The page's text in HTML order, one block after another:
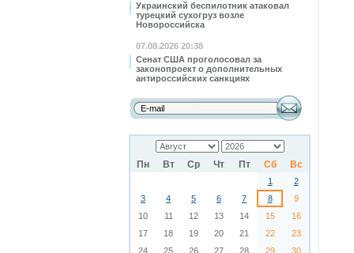
Украинский беспилотник атаковал
турецкий сухогруз возле
Новороссийска
07.08.2026 20:38
Сенат США проголосовал за
законопроект о дополнительных
антироссийских санкциях
Пн Вт Ср Чт Пт Сб Вс
1
2
3
4 5 6 7 8
9
10
11 12 13 14 15
16
17
18 19 20 21 22
23
24
25 26 27 28 29 30